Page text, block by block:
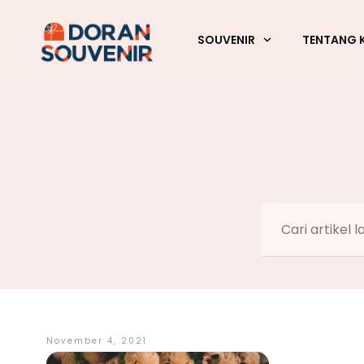
SOUVENIR TENTANG
November 4, 2021